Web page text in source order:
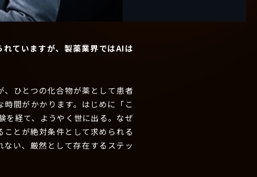
ていますが、製薬業界ではAIは
、ひとつの化合物が薬として患者
間がかかります。はじめに「こ
を経て、ようやく世に出る。なぜ
とが絶対条件として求められる
い、厳然として存在するステッ